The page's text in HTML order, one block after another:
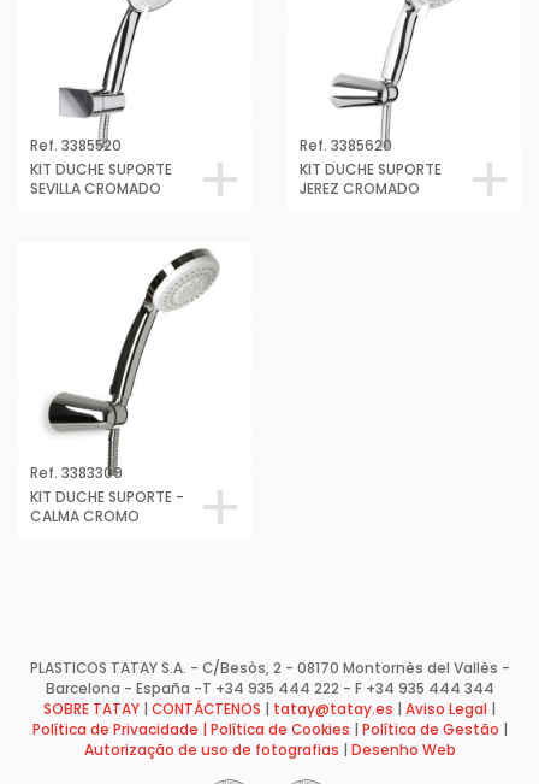
Ref. 3385520
KIT DUCHE SUPORTE
SEVILLA CROMADO
Ref. 3385620
KIT DUCHE SUPORTE
JEREZ CROMADO
Ref. 3383309
KIT DUCHE SUPORTE -
CALMA CROMO
PLASTICOS TATAY S.A. - C/Besòs, 2 - 08170 Montornès del Vallès -
Barcelona - España -T +34 935 444 222 - F +34 935 444 344
SOBRE TATAY
CONTÁCTENOS tatay@tatay.es Aviso Legal
Política de Privacidade | Política de Cookies Política de Gestão
Autorização de uso de fotografias
Desenho Web